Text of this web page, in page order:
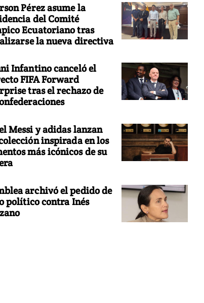
Pérez asume la
del Comité
Ecuatoriano tras
la nueva directiva
Infantino canceló el
FIFA Forward
tras el rechazo de
Messi y adidas lanzan
inspirada en los
más icónicos de su
archivó el pedido de
político contra Inés